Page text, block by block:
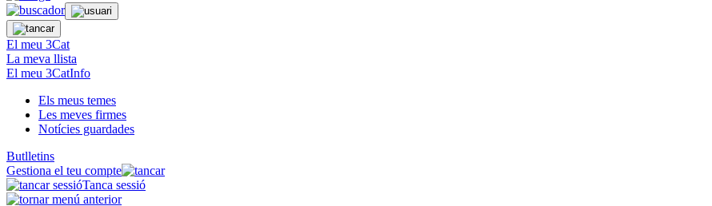
El meu 3Cat
La meva llista
El meu 3CatInfo
Els meus temes
Les meves firmes
Notícies guardades
Butlletins
Gestiona el teu compte
Tanca sessió